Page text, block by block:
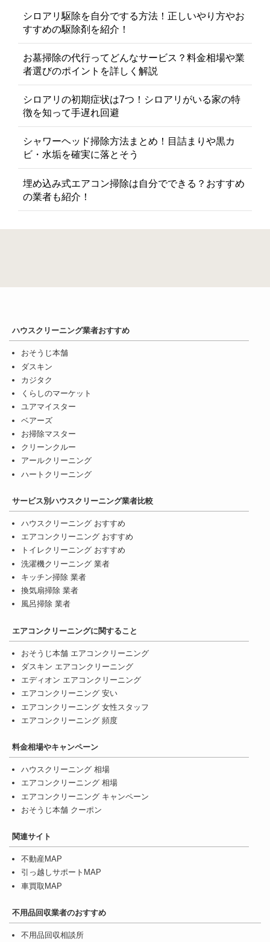
シロアリ駆除を自分でする方法！正しいやり方やお
すすめの駆除剤を紹介！
お墓掃除の代行ってどんなサービス？料金相場や業
者選びのポイントを詳しく解説
シロアリの初期症状は7つ！シロアリがいる家の特
徴を知って手遅れ回避
シャワーヘッド掃除方法まとめ！目詰まりや黒カ
ビ・水垢を確実に落とそう
埋め込み式エアコン掃除は自分でできる？おすすめ
の業者も紹介！
ハウスクリーニング業者おすすめ
おそうじ本舗
ダスキン
カジタク
くらしのマーケット
ユアマイスター
ベアーズ
お掃除マスター
クリーンクルー
アールクリーニング
ハートクリーニング
サービス別ハウスクリーニング業者比較
ハウスクリーニング おすすめ
エアコンクリーニング おすすめ
トイレクリーニング おすすめ
洗濯機クリーニング 業者
キッチン掃除 業者
換気扇掃除 業者
風呂掃除 業者
エアコンクリーニングに関すること
おそうじ本舗 エアコンクリーニング
ダスキン エアコンクリーニング
エディオン エアコンクリーニング
エアコンクリーニング 安い
エアコンクリーニング 女性スタッフ
エアコンクリーニング 頻度
料金相場やキャンペーン
ハウスクリーニング 相場
エアコンクリーニング 相場
エアコンクリーニング キャンペーン
おそうじ本舗 クーポン
関連サイト
不動産MAP
引っ越しサポートMAP
車買取MAP
不用品回収業者のおすすめ
不用品回収相談所